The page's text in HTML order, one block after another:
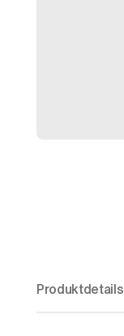
Produktdetails